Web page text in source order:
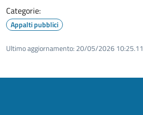
Categorie:
Appalti pubblici
Ultimo aggiornamento: 20/05/2026 10:25.11